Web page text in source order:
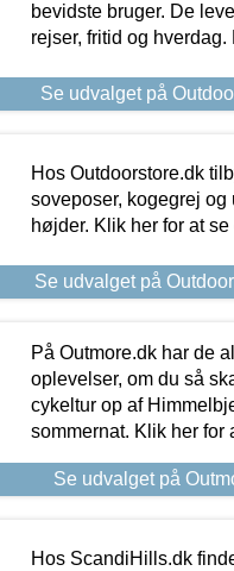
bevidste bruger. De
rejser, fritid og
Se udvalget på
Hos Outdoorstore.dk
soveposer, kogegrej
højder. Klik her for at
Se udvalget på
På Outmore.dk har de
oplevelser, om du så
cykeltur op af
sommernat. Klik her for
Se udvalget på
Hos ScandiHills.dk